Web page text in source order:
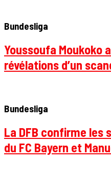
Bundesliga
Youssoufa Moukoko
révélations d’un
Bundesliga
La DFB confirme les
du FC Bayern et